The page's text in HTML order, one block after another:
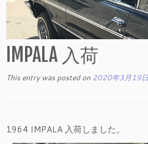
IMPALA 入荷
This entry was posted on 2020年3月19日
1964 IMPALA 入荷しました。